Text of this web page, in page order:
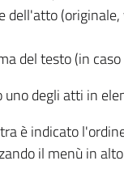
dell'atto
del testo (in
uno degli atti in
è indicato
il menù in